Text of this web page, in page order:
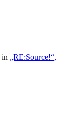
in „RE:Source!“,